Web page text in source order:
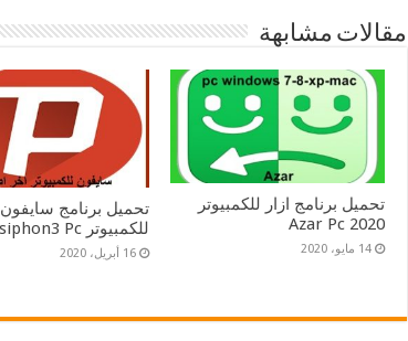
مقالات مشابهة
تحميل برنامج ازار للكمبيوتر
2020 Azar Pc
14 مايو، 2020
تحميل برنامج سايفون
للكمبيوتر Psiphon3 Pc
16 أبريل، 2020